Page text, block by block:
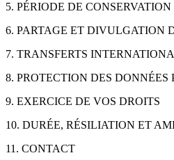
5. PÉRIODE DE CONSERVATION
6. PARTAGE ET DIVULGATION
7. TRANSFERTS
8. PROTECTION DES DONNÉES
9. EXERCICE DE VOS DROITS
10. DURÉE, RÉSILIATION ET
11. CONTACT